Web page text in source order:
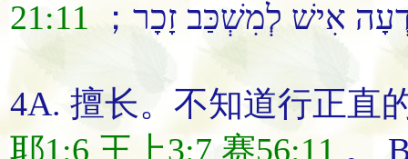
21:11
יָדְעָה אִישׁ לְמִשְׁכַּב זָכָר
4A. 擅长。 不知道行正直
耶1:6 王上3:7 赛56:11 。